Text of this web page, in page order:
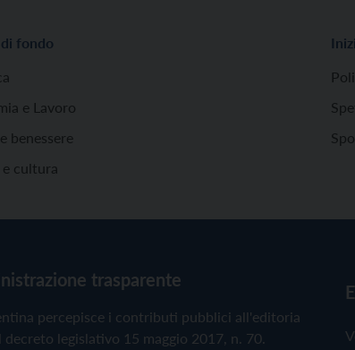
fondo
e Lavoro
benessere
e cultura
trasparente
percepisce i contributi pubblici all'editoria
decreto legislativo 15 maggio 2017, n. 70.